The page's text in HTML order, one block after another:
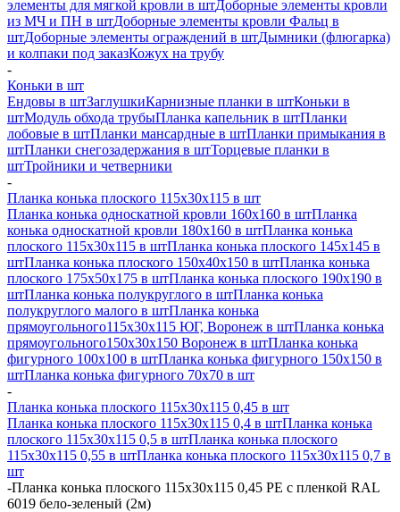
элементы для мягкой кровли в штДоборные элементы кровли
из МЧ и ПН в штДоборные элементы кровли Фальц в
штДоборные элементы ограждений в штДымники (флюгарка)
и колпаки под заказКожух на трубу
-
Коньки в шт
Ендовы в штЗаглушкиКарнизные планки в штКоньки в
штМодуль обхода трубыПланка капельник в штПланки
лобовые в штПланки мансардные в штПланки примыкания в
штПланки снегозадержания в штТорцевые планки в
штТройники и четверники
-
Планка конька плоского 115х30х115 в шт
Планка конька односкатной кровли 160х160 в штПланка
конька односкатной кровли 180х160 в штПланка конька
плоского 115х30х115 в штПланка конька плоского 145х145 в
штПланка конька плоского 150х40х150 в штПланка конька
плоского 175х50х175 в штПланка конька плоского 190х190 в
штПланка конька полукруглого в штПланка конька
полукруглого малого в штПланка конька
прямоугольного115х30х115 ЮГ, Воронеж в штПланка конька
прямоугольного150х30х150 Воронеж в штПланка конька
фигурного 100x100 в штПланка конька фигурного 150x150 в
штПланка конька фигурного 70x70 в шт
-
Планка конька плоского 115х30х115 0,45 в шт
Планка конька плоского 115х30х115 0,4 в штПланка конька
плоского 115х30х115 0,5 в штПланка конька плоского
115х30х115 0,55 в штПланка конька плоского 115х30х115 0,7 в
шт
-Планка конька плоского 115х30х115 0,45 PE с пленкой RAL
6019 бело-зеленый (2м)